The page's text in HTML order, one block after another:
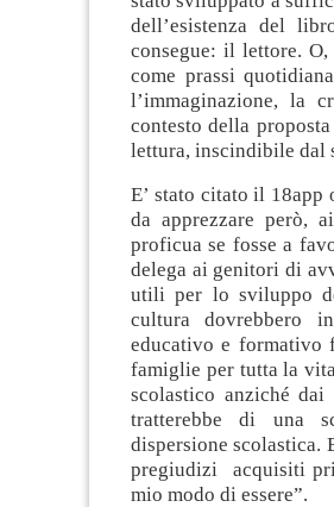
dell’esistenza del
consegue: il lettore.
come prassi
l’immaginazione, la
contesto della
lettura, inscindibile dal
E’ stato citato il 18app
da apprezzare però,
proficua se fosse a
delega ai genitori di
utili per lo sviluppo
cultura dovrebbero
educativo e formativo
famiglie per tutta la
scolastico anziché
tratterebbe di una
dispersione
pregiudizi acquisiti
mio modo di essere”.